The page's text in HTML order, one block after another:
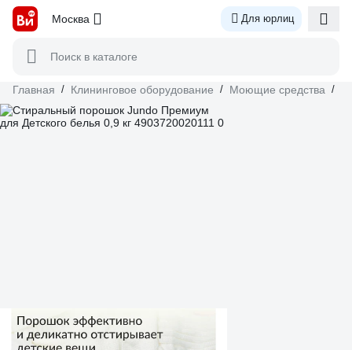
Москва Для юрлиц
Поиск в каталоге
Главная / Клининговое оборудование / Моющие средства /